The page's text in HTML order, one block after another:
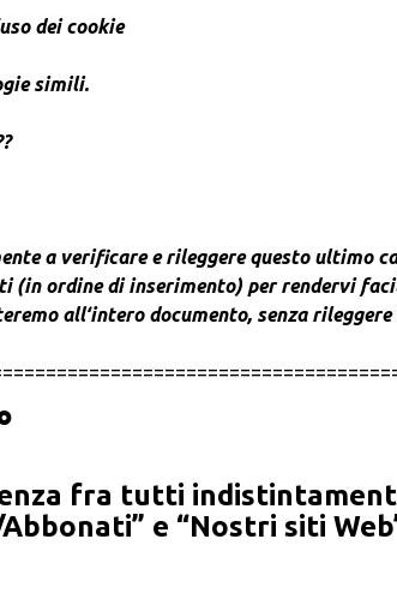
dei cookie
simili.
a verificare e rileggere questo ultimo
(in ordine di inserimento) per rendervi
all‘intero documento, senza
fra tutti
e “Nostri siti